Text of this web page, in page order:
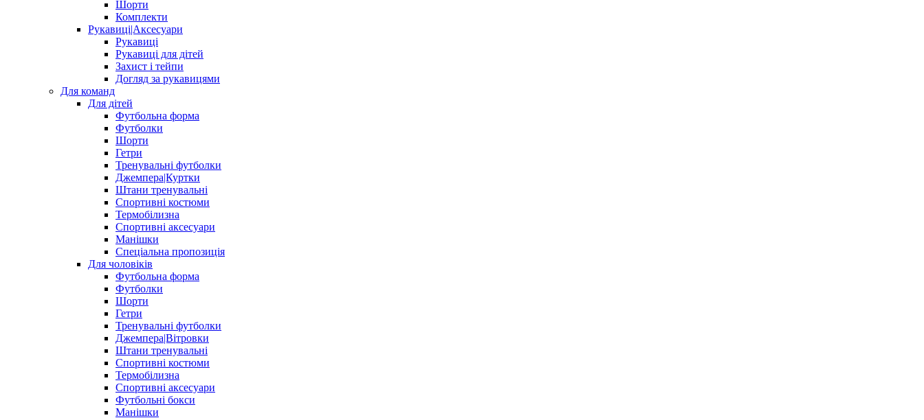
Шорти
Комплекти
Рукавиці|Аксесуари
Рукавиці
Рукавиці для дітей
Захист і тейпи
Догляд за рукавицями
Для команд
Для дітей
Футбольна форма
Футболки
Шорти
Гетри
Тренувальні футболки
Джемпера|Куртки
Штани тренувальні
Спортивні костюми
Термобілизна
Спортивні аксесуари
Манішки
Спеціальна пропозиція
Для чоловіків
Футбольна форма
Футболки
Шорти
Гетри
Тренувальні футболки
Джемпера|Вітровки
Штани тренувальні
Спортивні костюми
Термобілизна
Спортивні аксесуари
Футбольні бокси
Манішки